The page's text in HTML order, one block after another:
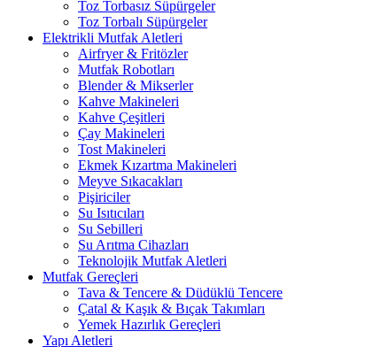
Toz Torbasız Süpürgeler
Toz Torbalı Süpürgeler
Elektrikli Mutfak Aletleri
Airfryer & Fritözler
Mutfak Robotları
Blender & Mikserler
Kahve Makineleri
Kahve Çeşitleri
Çay Makineleri
Tost Makineleri
Ekmek Kızartma Makineleri
Meyve Sıkacakları
Pişiriciler
Su Isıtıcıları
Su Sebilleri
Su Arıtma Cihazları
Teknolojik Mutfak Aletleri
Mutfak Gereçleri
Tava & Tencere & Düdüklü Tencere
Çatal & Kaşık & Bıçak Takımları
Yemek Hazırlık Gereçleri
Yapı Aletleri